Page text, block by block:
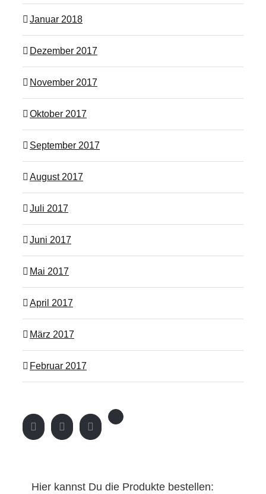
Januar 2018
Dezember 2017
November 2017
Oktober 2017
September 2017
August 2017
Juli 2017
Juni 2017
Mai 2017
April 2017
März 2017
Februar 2017
Hier kannst Du die Produkte bestellen: